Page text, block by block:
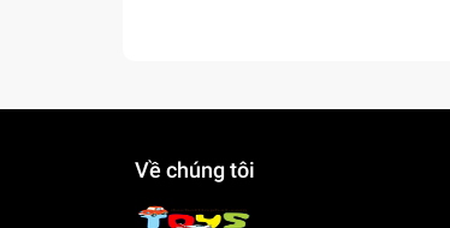
Về chúng tôi